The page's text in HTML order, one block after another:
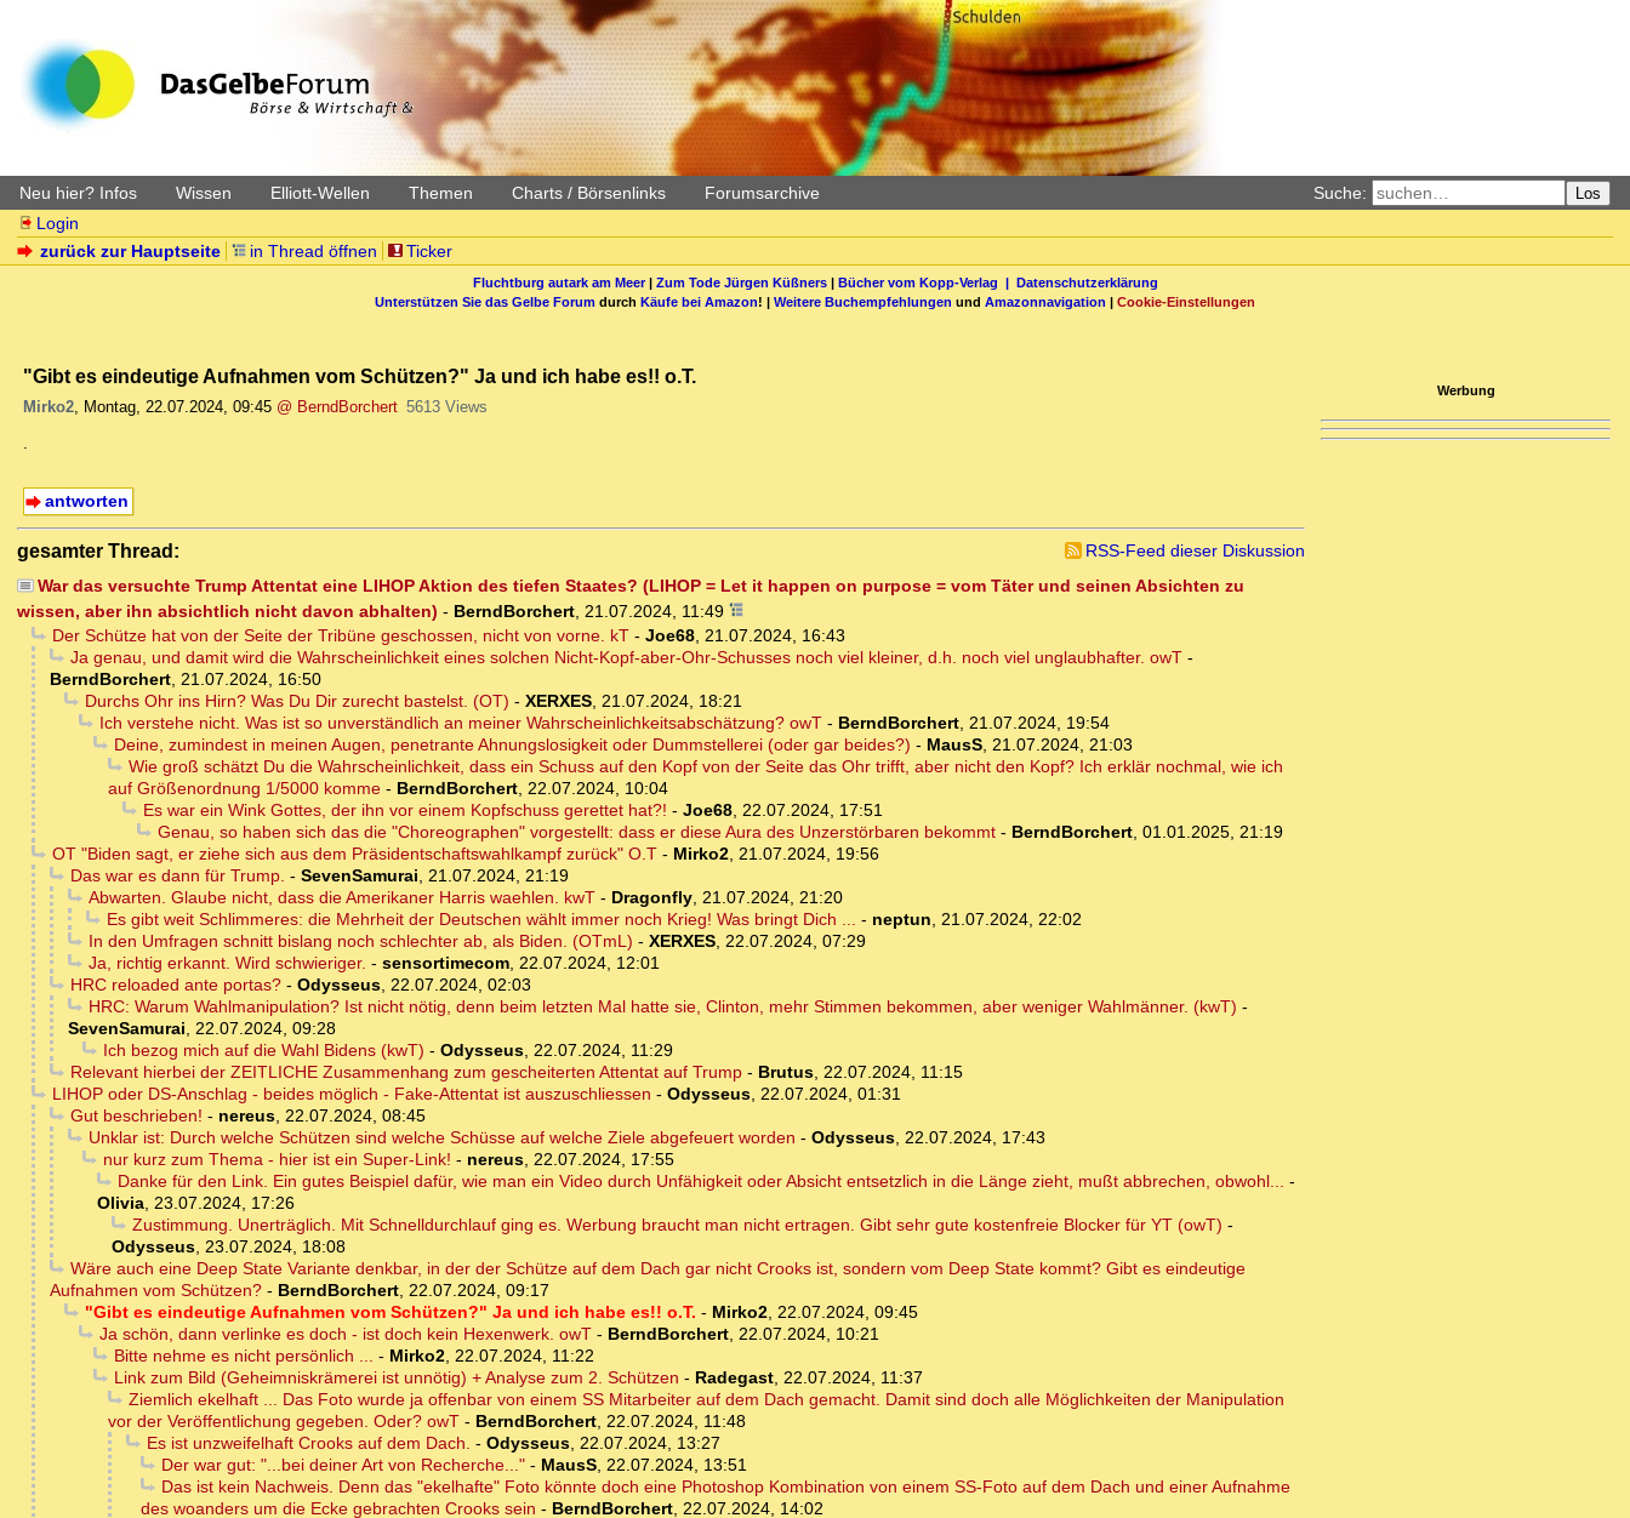
Neu hier? Infos Wissen Elliott-Wellen Themen Charts / Börsenlinks Forumsarchive Suche: Los
Login
zurück zur Hauptseite
in Thread öffnen Ticker
Fluchtburg autark am Meer| Zum Tode Jürgen Küßners| Bücher vom Kopp-Verlag | Datenschutzerklärung
Unterstützen Sie das Gelbe Forum durch Käufe bei Amazon! | Weitere Buchempfehlungen und Amazonnavigation | Cookie-Einstellungen
"Gibt es eindeutige Aufnahmen vom Schützen?" Ja und ich habe es!! o.T.
Mirko2, Montag, 22.07.2024, 09:45 @ BerndBorchert 5613 Views
.
antworten
gesamter Thread:
RSS-Feed dieser Diskussion
War das versuchte Trump Attentat eine LIHOP Aktion des tiefen Staates? (LIHOP = Let it happen on purpose = vom Täter und seinen Absichten zu
wissen, aber ihn absichtlich nicht davon abhalten) - BerndBorchert, 21.07.2024, 11:49
Der Schütze hat von der Seite der Tribüne geschossen, nicht von vorne. kT- Joe68, 21.07.2024, 16:43
Ja genau, und damit wird die Wahrscheinlichkeit eines solchen Nicht-Kopf-aber-Ohr-Schusses noch viel kleiner, d.h. noch viel unglaubhafter. owT-
BerndBorchert, 21.07.2024, 16:50
Durchs Ohr ins Hirn? Was Du Dir zurecht bastelst. (OT) - XERXES, 21.07.2024, 18:21
Ich verstehe nicht. Was ist so unverständlich an meiner Wahrscheinlichkeitsabschätzung? owT- BerndBorchert, 21.07.2024, 19:54
Deine, zumindest in meinen Augen, penetrante Ahnungslosigkeit oder Dummstellerei (oder gar beides?) - MausS, 21.07.2024, 21:03
Wie groß schätzt Du die Wahrscheinlichkeit, dass ein Schuss auf den Kopf von der Seite das Ohr trifft, aber nicht den Kopf? Ich erklär nochmal, wie ich
auf Größenordnung 1/5000 komme - BerndBorchert, 22.07.2024, 10:04
Es war ein Wink Gottes, der ihn vor einem Kopfschuss gerettet hat?! - Joe68, 22.07.2024, 17:51
Genau, so haben sich das die "Choreographen" vorgestellt: dass er diese Aura des Unzerstörbaren bekommt- BerndBorchert, 01.01.2025, 21:19
OT "Biden sagt, er ziehe sich aus dem Präsidentschaftswahlkampf zurück" O.T- Mirko2, 21.07.2024, 19:56
Das war es dann für Trump. - SevenSamurai, 21.07.2024, 21:19
Abwarten. Glaube nicht, dass die Amerikaner Harris waehlen. kwT- Dragonfly, 21.07.2024, 21:20
Es gibt weit Schlimmeres: die Mehrheit der Deutschen wählt immer noch Krieg! Was bringt Dich ... - neptun, 21.07.2024, 22:02
In den Umfragen schnitt bislang noch schlechter ab, als Biden. (OTmL) - XERXES, 22.07.2024, 07:29
Ja, richtig erkannt. Wird schwieriger. - sensortimecom, 22.07.2024, 12:01
HRC reloaded ante portas?- Odysseus, 22.07.2024, 02:03
HRC: Warum Wahlmanipulation? Ist nicht nötig, denn beim letzten Mal hatte sie, Clinton, mehr Stimmen bekommen, aber weniger Wahlmänner. (kwT) -
SevenSamurai, 22.07.2024, 09:28
Ich bezog mich auf die Wahl Bidens (kwT) - Odysseus, 22.07.2024, 11:29
Relevant hierbei der ZEITLICHE Zusammenhang zum gescheiterten Attentat auf Trump- Brutus, 22.07.2024, 11:15
LIHOP oder DS-Anschlag - beides möglich - Fake-Attentat ist auszuschliessen - Odysseus, 22.07.2024, 01:31
Gut beschrieben! - nereus, 22.07.2024, 08:45
Unklar ist: Durch welche Schützen sind welche Schüsse auf welche Ziele abgefeuert worden - Odysseus, 22.07.2024, 17:43
nur kurz zum Thema - hier ist ein Super-Link! - nereus, 22.07.2024, 17:55
Danke für den Link. Ein gutes Beispiel dafür, wie man ein Video durch Unfähigkeit oder Absicht entsetzlich in die Länge zieht, mußt abbrechen, obwohl... -
Olivia, 23.07.2024, 17:26
Zustimmung. Unerträglich. Mit Schnelldurchlauf ging es. Werbung braucht man nicht ertragen. Gibt sehr gute kostenfreie Blocker für YT (owT) -
Odysseus, 23.07.2024, 18:08
Wäre auch eine Deep State Variante denkbar, in der der Schütze auf dem Dach gar nicht Crooks ist, sondern vom Deep State kommt? Gibt es eindeutige
Aufnahmen vom Schützen? - BerndBorchert, 22.07.2024, 09:17
"Gibt es eindeutige Aufnahmen vom Schützen?" Ja und ich habe es!! o.T. - Mirko2, 22.07.2024, 09:45
Ja schön, dann verlinke es doch - ist doch kein Hexenwerk. owT- BerndBorchert, 22.07.2024, 10:21
Bitte nehme es nicht persönlich ... - Mirko2, 22.07.2024, 11:22
Link zum Bild (Geheimniskrämerei ist unnötig) + Analyse zum 2. Schützen - Radegast, 22.07.2024, 11:37
Ziemlich ekelhaft ... Das Foto wurde ja offenbar von einem SS Mitarbeiter auf dem Dach gemacht. Damit sind doch alle Möglichkeiten der Manipulation
vor der Veröffentlichung gegeben. Oder? owT - BerndBorchert, 22.07.2024, 11:48
Es ist unzweifelhaft Crooks auf dem Dach. - Odysseus, 22.07.2024, 13:27
Der war gut: "...bei deiner Art von Recherche..."- MausS, 22.07.2024, 13:51
Das ist kein Nachweis. Denn das "ekelhafte" Foto könnte doch eine Photoshop Kombination von einem SS-Foto auf dem Dach und einer Aufnahme
des woanders um die Ecke gebrachten Crooks sein - BerndBorchert, 22.07.2024, 14:02
Werbung